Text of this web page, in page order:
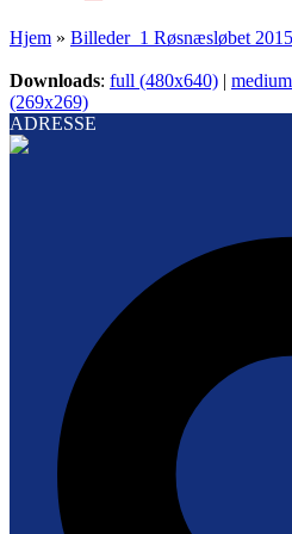
Hjem » Billeder_1 Røsnæsløbet 2015
Downloads: full (480x640) |
(269x269)
ADRESSE